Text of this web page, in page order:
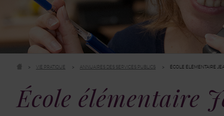
VIE PRATIQUE ANNUAIRES DES SERVICES PUBLICS ÉCOLE ÉLÉMENTAIRE
École élémentaire